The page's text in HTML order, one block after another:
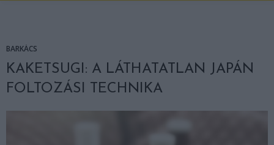
BARKÁCS
KAKETSUGI: A LÁTHATATLAN JAPÁN
FOLTOZÁSI TECHNIKA